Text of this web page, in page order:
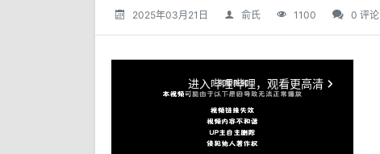
2025年03月21日 俞氏 1100 0 评论